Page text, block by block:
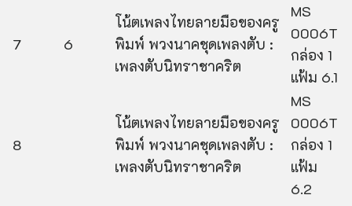
7 6
โน้ตเพลงไทยลายมือของครู
พิมพ์ พวงนาคชุดเพลงตับ :
เพลงตับนิทราชาคริต
MS
0006T
กล่อง 1
แฟ้ม 6.1
8
โน้ตเพลงไทยลายมือของครู
พิมพ์ พวงนาคชุดเพลงตับ :
เพลงตับนิทราชาคริต
MS
0006T
กล่อง 1
แฟ้ม
6.2